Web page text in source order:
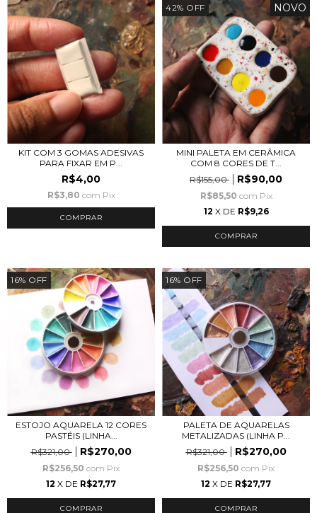
KIT COM 3 GOMAS ADESIVAS
PARA FIXAR EM P...
R$4,00
R$3,80 com Pix
42% OFF NOVO
MINI PALETA EM CERÂMICA
COM 8 CORES DE T...
R$155,00
R$90,00
R$85,50 com Pix
12 X DE R$9,26
16% OFF
ESTOJO AQUARELA 12 CORES
PASTÉIS (LINHA...
R$321,00
R$270,00
R$256,50 com Pix
12 X DE R$27,77
16% OFF
PALETA DE AQUARELAS
METALIZADAS (LINHA P...
R$321,00
R$270,00
R$256,50 com Pix
12 X DE R$27,77